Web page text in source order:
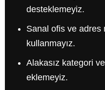
desteklemeyiz.
Sanal ofis ve adres
kullanmayız.
Alakasız kategori
eklemeyiz.